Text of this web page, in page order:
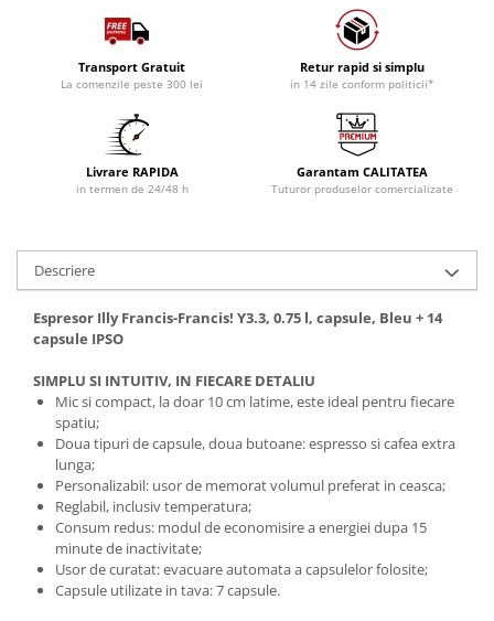
Transport Gratuit
La comenzile peste 300 lei
Retur rapid si simplu
in 14 zile conform politicii*
Livrare RAPIDA
in termen de 24/48 h
Garantam CALITATEA
Tuturor produselor comercializate
Descriere
Espresor Illy Francis-Francis! Y3.3, 0.75 l, capsule, Bleu + 14
capsule IPSO
SIMPLU SI INTUITIV, IN FIECARE DETALIU
Mic si compact, la doar 10 cm latime, este ideal pentru fiecare
spatiu;
Doua tipuri de capsule, doua butoane: espresso si cafea extra
lunga;
Personalizabil: usor de memorat volumul preferat in ceasca;
Reglabil, inclusiv temperatura;
Consum redus: modul de economisire a energiei dupa 15
minute de inactivitate;
Usor de curatat: evacuare automata a capsulelor folosite;
Capsule utilizate in tava: 7 capsule.